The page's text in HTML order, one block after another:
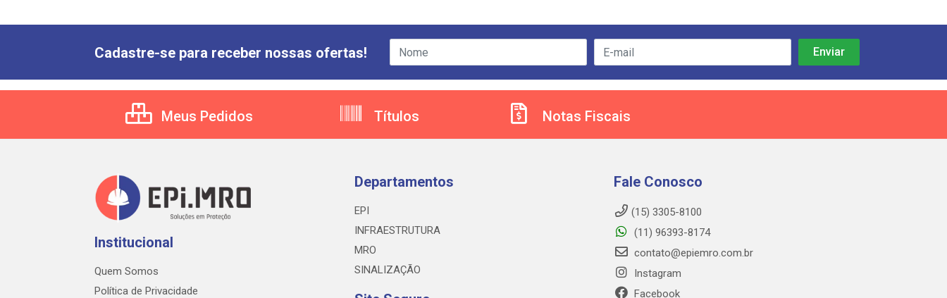
Cadastre-se para receber nossas ofertas!
Meus Pedidos Títulos Notas Fiscais
Institucional
Quem Somos
Política de Privacidade
Departamentos
EPI
INFRAESTRUTURA
MRO
SINALIZAÇÃO
Fale Conosco
(15) 3305-8100
(11) 96393-8174
contato@epiemro.com.br
Instagram
Facebook